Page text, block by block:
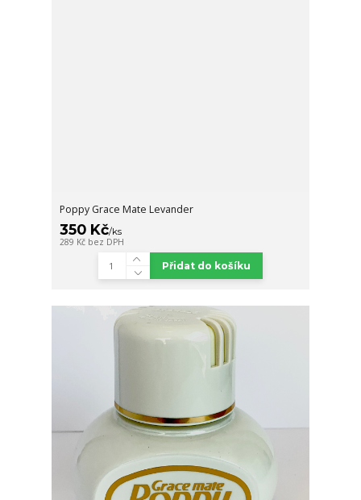
Poppy Grace Mate Levander
350 Kč/ks
289 Kč bez DPH
Přidat do košíku